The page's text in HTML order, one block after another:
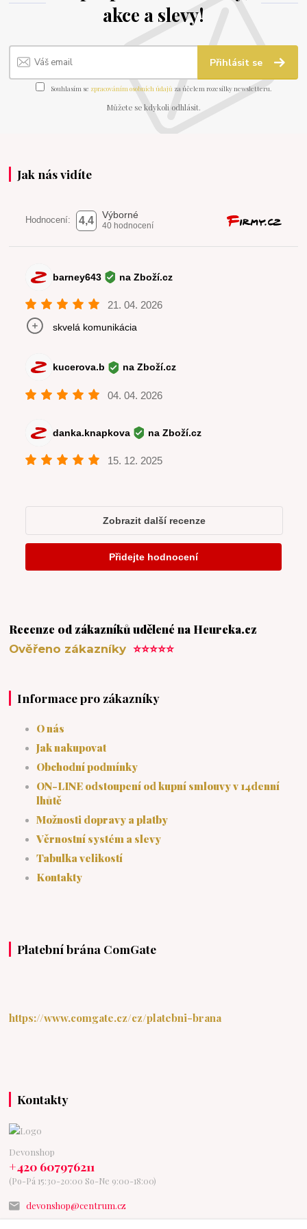
akce a slevy!
Přihlásit se
Souhlasím se zpracováním osobních údajů za účelem rozesílky newsletteru.
Můžete se kdykoli odhlásit.
Jak nás vidíte
Recenze od zákazníků udělené na Heureka.cz
Ověřeno zákazníky⭐⭐⭐⭐⭐
Informace pro zákazníky
O nás
Jak nakupovat
Obchodní podmínky
ON-LINE odstoupení od kupní smlouvy v 14denní
lhůtě
Možnosti dopravy a platby
Věrnostní systém a slevy
Tabulka velikostí
Kontakty
Platební brána ComGate
https://www.comgate.cz/cz/platebni-brana
Kontakty
Devonshop
+420 607976211
(Po-Pá 15:30-20:00 So-Ne 9:00-18:00)
devonshop@centrum.cz